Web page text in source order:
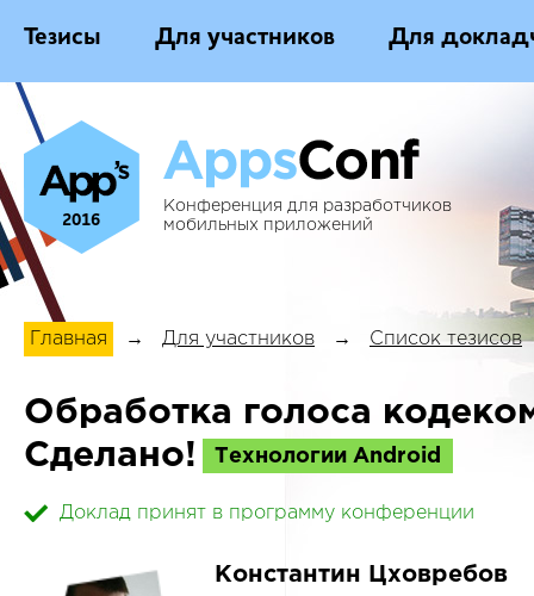
Тезисы Для участников Для
2016
Конференция для разработчиков
мобильных приложений
Главная → Для участников → Список тезисов
Обработка голоса
Сделано!
Технологии Android
Доклад принят в программу конференции
Константин Цховребов